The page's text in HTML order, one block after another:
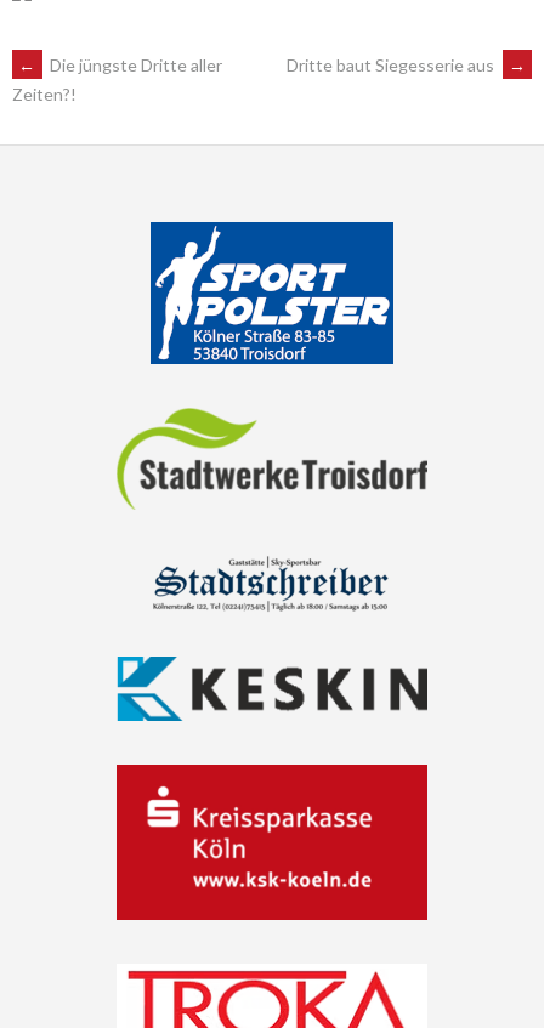
POST
NAVIGATION
←
Die jüngste Dritte aller
Zeiten?!
Dritte baut Siegesserie aus →